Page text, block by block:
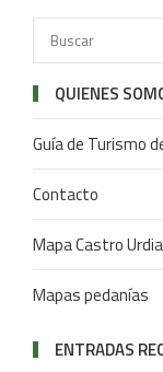
QUIENES
Guía de Turismo
Contacto
Mapa Castro
Mapas pedanías
ENTRADAS